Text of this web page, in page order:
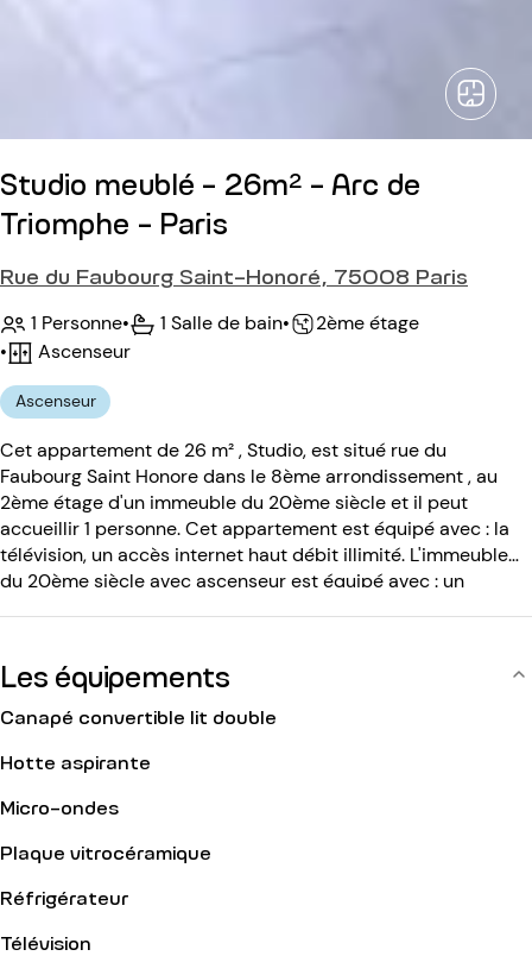
Studio meublé - 26m² - Arc de
Triomphe - Paris
Rue du Faubourg Saint-Honoré, 75008 Paris
1 Personne• 1 Salle de bain•
2ème étage
•
Ascenseur
Ascenseur
Cet appartement de 26 m² , Studio, est situé rue du
Faubourg Saint Honore dans le 8ème arrondissement , au
2ème étage d'un immeuble du 20ème siècle et il peut
accueillir 1 personne. Cet appartement est équipé avec : la
télévision, un accès internet haut débit illimité. L'immeuble
du 20ème siècle avec ascenseur est équipé avec : un
Les équipements
Canapé convertible lit double
Hotte aspirante
Micro-ondes
Plaque vitrocéramique
Réfrigérateur
Télévision